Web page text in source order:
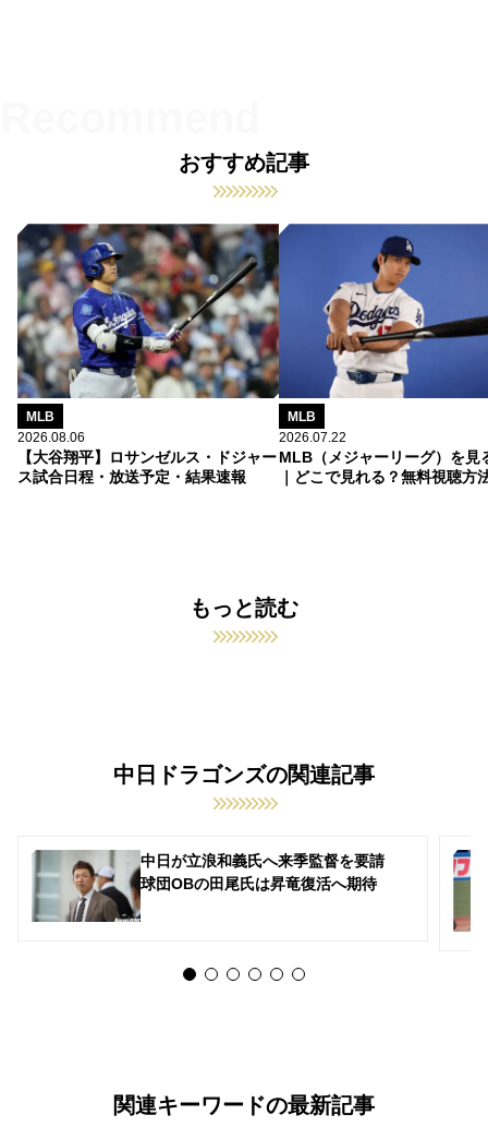
おすすめ記事
MLB
2026.08.06
【大谷翔平】ロサンゼルス・ドジャー
ス試合日程・放送予定・結果速報
MLB
2026.07.22
MLB（メジャーリーグ）を見
｜どこで見れる？無料視聴方
もっと読む
中日ドラゴンズの関連記事
中日が立浪和義氏へ来季監督を要請
球団OBの田尾氏は昇竜復活へ期待
関連キーワードの最新記事